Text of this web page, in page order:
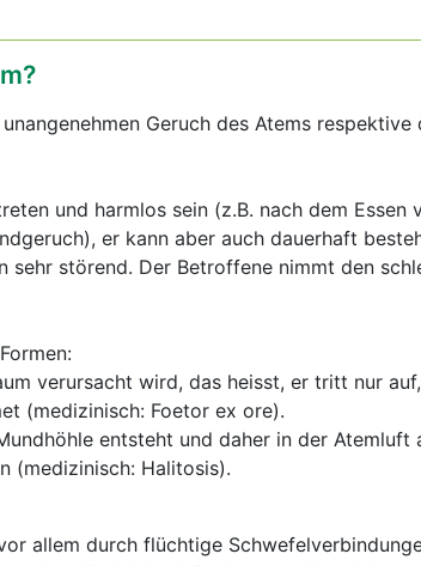
Geruch des Atems respektive
und harmlos sein (z.B. nach dem Essen
er kann aber auch dauerhaft
störend. Der Betroffene nimmt den
verursacht wird, das heisst, er tritt nur
(medizinisch: Foetor ex ore).
entsteht und daher in der Atemluft
(medizinisch: Halitosis).
allem durch flüchtige